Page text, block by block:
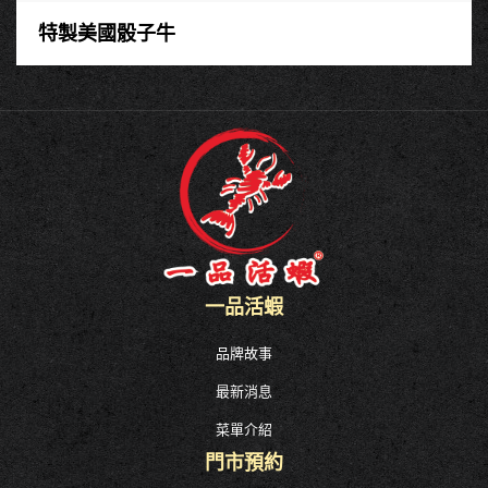
特製美國骰子牛
一品活蝦
品牌故事
最新消息
菜單介紹
門市預約